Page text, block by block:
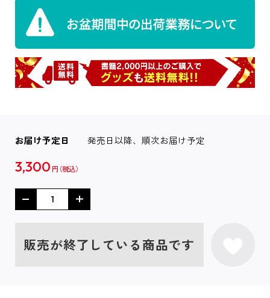
お届け予定日 発売日以降、順次お届け予定
3,300 円
販売が終了している商品です